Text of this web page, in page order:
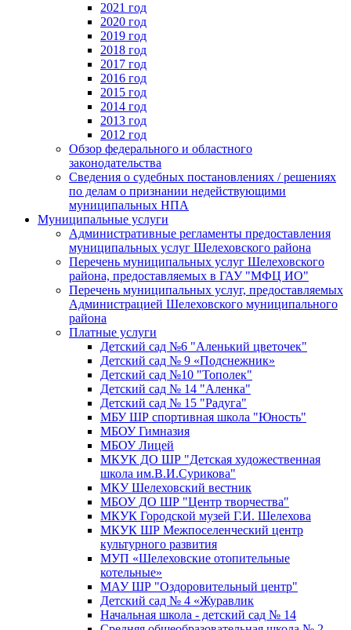
2021 год
2020 год
2019 год
2018 год
2017 год
2016 год
2015 год
2014 год
2013 год
2012 год
Обзор федерального и областного
законодательства
Сведения о судебных постановлениях / решениях
по делам о признании недействующими
муниципальных НПА
Муниципальные услуги
Административные регламенты предоставления
муниципальных услуг Шелеховского района
Перечень муниципальных услуг Шелеховского
района, предоставляемых в ГАУ "МФЦ ИО"
Перечень муниципальных услуг, предоставляемых
Администрацией Шелеховского муниципального
района
Платные услуги
Детский сад №6 "Аленький цветочек"
Детский сад № 9 «Подснежник»
Детский сад №10 "Тополек"
Детский сад № 14 "Аленка"
Детский сад № 15 "Радуга"
МБУ ШР спортивная школа "Юность"
МБОУ Гимназия
МБОУ Лицей
МКУК ДО ШР "Детская художественная
школа им.В.И.Сурикова"
МКУ Шелеховский вестник
МБОУ ДО ШР "Центр творчества"
МКУК Городской музей Г.И. Шелехова
МКУК ШР Межпоселенческий центр
культурного развития
МУП «Шелеховские отопительные
котельные»
МАУ ШР "Оздоровительный центр"
Детский сад № 4 «Журавлик
Начальная школа - детский сад № 14